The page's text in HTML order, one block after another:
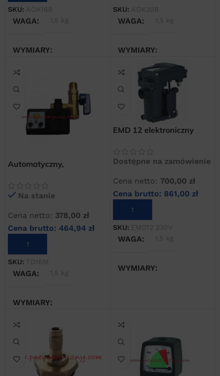
SKU: AOK16B
WAGA 1,5 kg
WYMIARY
20 × 20 × 20 cm
SKU: AOK20B
WAGA 1,5 kg
WYMIARY
20 × 20 × 20 cm
Automatyczny,
Na stanie
Cena netto: 378,00 zł
Cena brutto: 464,94 zł
DODAJ DO KOSZYKA
SKU: TD16M
WAGA 1,5 kg
WYMIARY
20 × 20 × 20 cm
EMD 12 elektroniczny
Dostępne na zamówienie
Cena netto: 700,00 zł
Cena brutto: 861,00 zł
DODAJ DO KOSZYKA
SKU: EMD12 230V
WAGA 1,5 kg
WYMIARY